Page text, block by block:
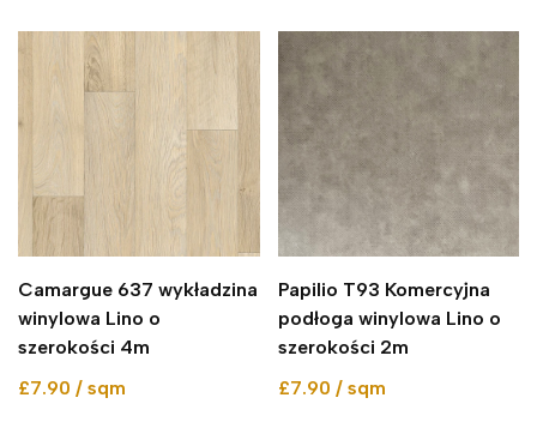
Camargue 637 wykładzina
winylowa Lino o
szerokości 4m
£7.90 / sqm
Papilio T93 Komercyjna
podłoga winylowa Lino o
szerokości 2m
£7.90 / sqm